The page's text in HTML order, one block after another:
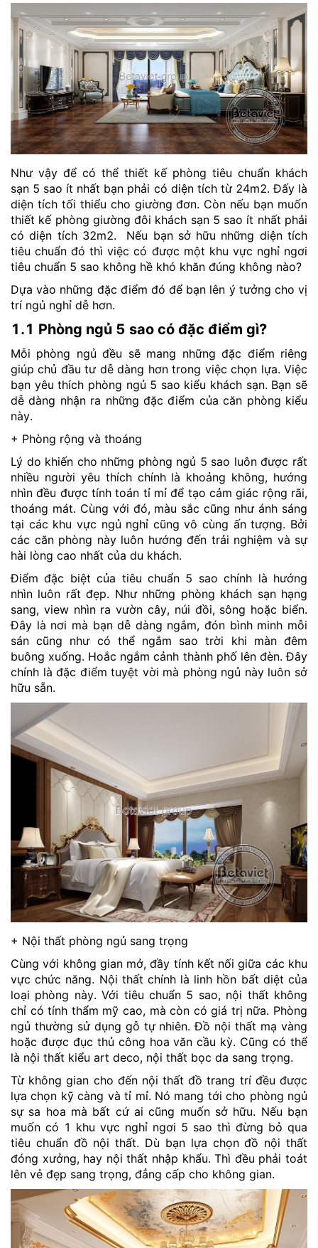
Như vậy để có thể thiết kế phòng tiêu chuẩn khách
sạn 5 sao ít nhất bạn phải có diện tích từ 24m2. Đấy là
diện tích tối thiểu cho giường đơn. Còn nếu bạn muốn
thiết kế phòng giường đôi khách sạn 5 sao ít nhất phải
có diện tích 32m2. Nếu bạn sở hữu những diện tích
tiêu chuẩn đó thì việc có được một khu vực nghỉ ngơi
tiêu chuẩn 5 sao không hề khó khăn đúng không nào?
Dựa vào những đặc điểm đó để bạn lên ý tưởng cho vị
trí ngủ nghỉ dễ hơn.
1.1 Phòng ngủ 5 sao có đặc điểm gì?
Mỗi phòng ngủ đều sẽ mang những đặc điểm riêng
giúp chủ đầu tư dễ dàng hơn trong việc chọn lựa. Việc
bạn yêu thích phòng ngủ 5 sao kiểu khách sạn. Bạn sẽ
dễ dàng nhận ra những đặc điểm của căn phòng kiểu
này.
+ Phòng rộng và thoáng
Lý do khiến cho những phòng ngủ 5 sao luôn được rất
nhiều người yêu thích chính là khoảng không, hướng
nhìn đều được tính toán tỉ mỉ để tạo cảm giác rộng rãi,
thoáng mát. Cùng với đó, màu sắc cũng như ánh sáng
tại các khu vực ngủ nghỉ cũng vô cùng ấn tượng. Bởi
các căn phòng này luôn hướng đến trải nghiệm và sự
hài lòng cao nhất của du khách.
Điểm đặc biệt của tiêu chuẩn 5 sao chính là hướng
nhìn luôn rất đẹp. Như những phòng khách sạn hạng
sang, view nhìn ra vườn cây, núi đồi, sông hoặc biển.
Đây là nơi mà bạn dễ dàng ngắm, đón bình minh mỗi
sán cũng như có thể ngắm sao trời khi màn đêm
buông xuống. Hoắc ngắm cảnh thành phố lên đèn. Đây
chính là đặc điểm tuyệt vời mà phòng ngủ này luôn sở
hữu sẵn.
+ Nội thất phòng ngủ sang trọng
Cùng với không gian mở, đầy tính kết nối giữa các khu
vực chức năng. Nội thất chính là linh hồn bất diệt của
loại phòng này. Với tiêu chuẩn 5 sao, nội thất không
chỉ có tính thẩm mỹ cao, mà còn có giá trị nữa. Phòng
ngủ thường sử dụng gỗ tự nhiên. Đồ nội thất mạ vàng
hoặc được đục thủ công hoa văn cầu kỳ. Cũng có thể
là nội thất kiểu art deco, nội thất bọc da sang trọng.
Từ không gian cho đến nội thất đồ trang trí đều được
lựa chọn kỹ càng và tỉ mỉ. Nó mang tới cho phòng ngủ
sự sa hoa mà bất cứ ai cũng muốn sở hữu. Nếu bạn
muốn có 1 khu vực nghỉ ngơi 5 sao thì đừng bỏ qua
tiêu chuẩn đồ nội thất. Dù bạn lựa chọn đồ nội thất
đóng xưởng, hay nội thất nhập khẩu. Thì đều phải toát
lên vẻ đẹp sang trọng, đẳng cấp cho không gian.